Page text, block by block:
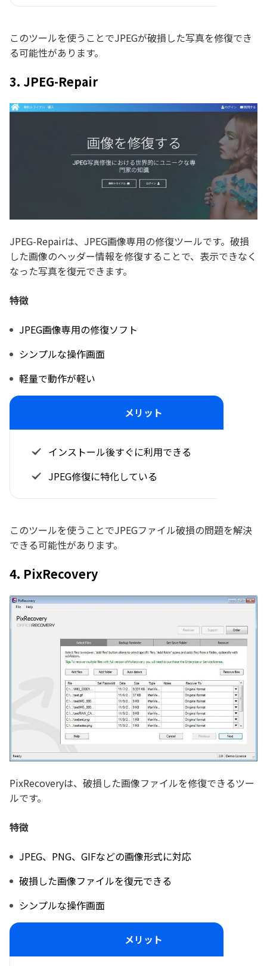
このツールを使うことでJPEGが破損した写真を修復でき
る可能性があります。
3. JPEG-Repair
JPEG-Repairは、JPEG画像専用の修復ツールです。破損
した画像のヘッダー情報を修復することで、表示できなく
なった写真を復元できます。
特徴
JPEG画像専用の修復ソフト
シンプルな操作画面
軽量で動作が軽い
メリット
インストール後すぐに利用できる
JPEG修復に特化している
このツールを使うことでJPEGファイル破損の問題を解決
できる可能性があります。
4. PixRecovery
PixRecoveryは、破損した画像ファイルを修復できるツー
ルです。
特徴
JPEG、PNG、GIFなどの画像形式に対応
破損した画像ファイルを復元できる
シンプルな操作画面
メリット